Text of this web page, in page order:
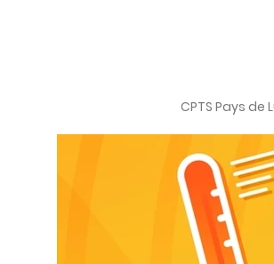
CPTS Pays de